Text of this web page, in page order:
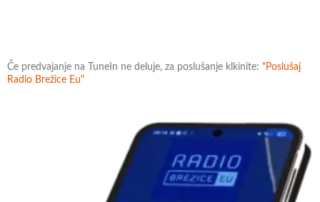
Če predvajanje na TuneIn ne deluje, za poslušanje klkinite: "Poslušaj
Radio Brežice Eu"